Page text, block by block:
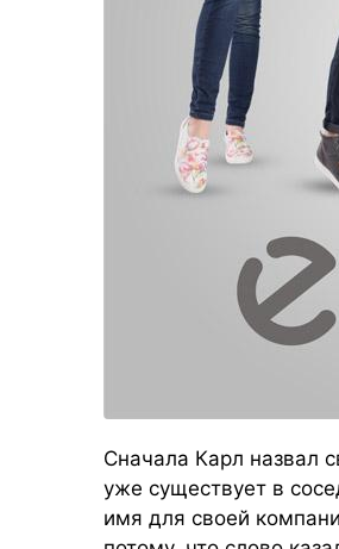
Сначала Карл назвал
уже существует в
имя для своей